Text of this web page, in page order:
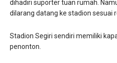
dihadiri suporter tuan rumah.
dilarang datang ke stadion sesuai
Stadion Segiri sendiri memiliki
penonton.